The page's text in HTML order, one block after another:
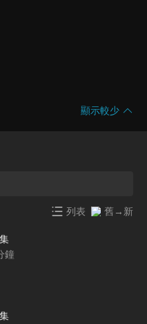
顯示較少
列表 舊→新
鐘